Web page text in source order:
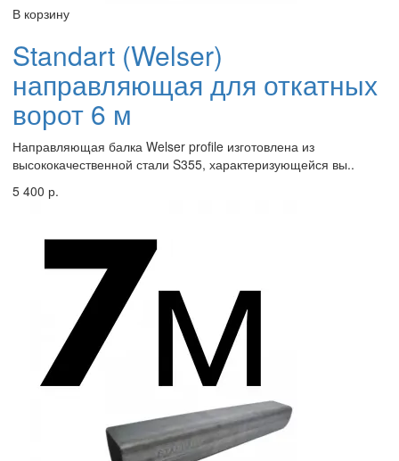
В корзину
Standart (Welser)
направляющая для откатных
ворот 6 м
Направляющая балка Welser profile изготовлена из
высококачественной стали S355, характеризующейся вы..
5 400 р.